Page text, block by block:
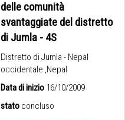
delle comunità
svantaggiate del distretto
di Jumla - 4S
Distretto di Jumla - Nepal
occidentale ,Nepal
Data di inizio16/10/2009
stato concluso